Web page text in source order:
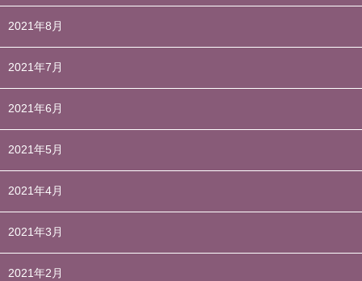
2021年8月
2021年7月
2021年6月
2021年5月
2021年4月
2021年3月
2021年2月